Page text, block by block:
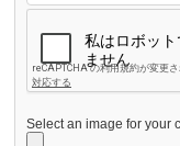
Select an image for your